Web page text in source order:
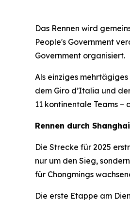
Das Rennen wird
People's Government
Government organisiert.
Als einziges
dem Giro d’Italia und
11 kontinentale Teams
Rennen durch
Die Strecke für 2025
nur um den Sieg,
für Chongmings
Die erste Etappe am